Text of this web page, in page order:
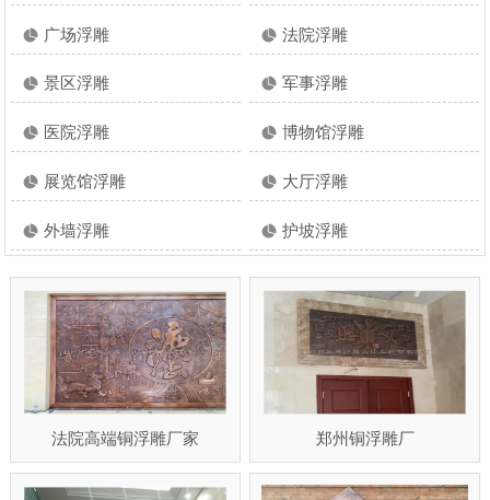
广场浮雕 法院浮雕
景区浮雕 军事浮雕
医院浮雕 博物馆浮雕
展览馆浮雕 大厅浮雕
外墙浮雕 护坡浮雕
法院高端铜浮雕厂家 郑州铜浮雕厂